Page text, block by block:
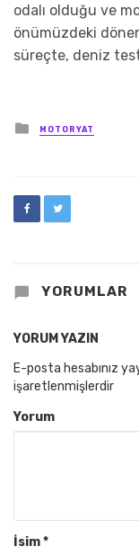
odalı olduğu ve
önümüzdeki
süreçte, deniz
Posted
in
MOTORYAT
YORUMLAR
YORUM YAZIN
E-posta hesabınız
işaretlenmişlerdir
Yorum
İsim*